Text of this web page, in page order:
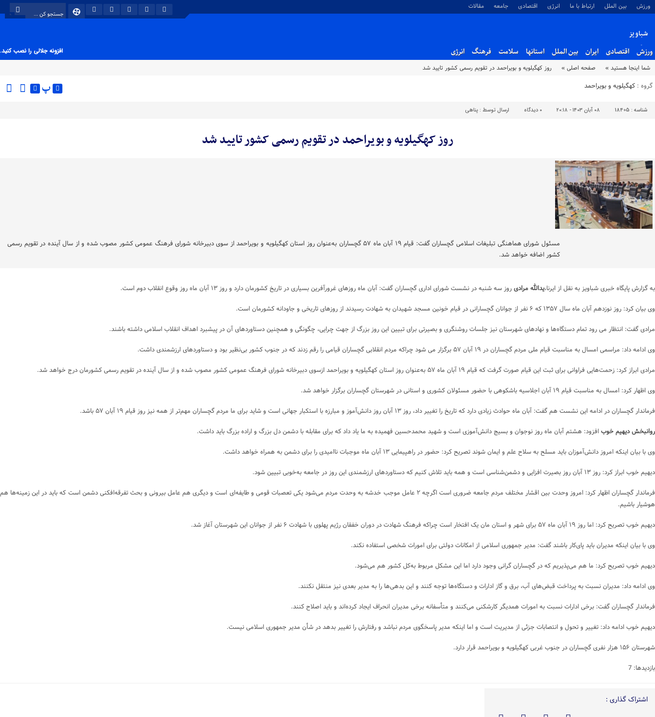
ورزش بین الملل ارتباط با ما انرژی اقتصادی جامعه مقالات
شباویز
پایگاه خبری شباویز
ورزش اقتصادی ایران بین الملل استانها سلامت فرهنگ انرژی افزونه جلالی را نصب کنید.
شما اینجا هستید » صفحه اصلی » روز کهگیلویه و بویراحمد در تقویم رسمی کشور تایید شد
گروه : کهگیلویه و بویراحمد پ
شناسه : 18405 ۰۸ آبان ۱۴۰۳ - ۲۰:۱۸ ۰ دیدگاه ارسال توسط : پناهی
روز کهگیلویه و بویراحمد در تقویم رسمی کشور تایید شد
مسئول شورای هماهنگی تبلیغات اسلامی گچساران گفت: قیام ۱۹ آبان ماه ۵۷ گچساران به‌عنوان روز استان کهگیلویه و بویراحمد از سوی دبیرخانه شورای فرهنگ عمومی کشور مصوب شده و از سال آینده در تقویم رسمی
کشور اضافه خواهد شد.
به گزارش پایگاه خبری شباویز به نقل از ایرنا،یدالله مرادیروز سه شنبه در نشست شورای اداری گچساران گفت: آبان ماه روزهای غرورآفرین بسیاری در تاریخ کشورمان دارد و روز ۱۳ آبان ماه روز وقوع انقلاب دوم است.
وی بیان کرد: روز نوزدهم آبان ماه سال ۱۳۵۷ که ۶ نفر از جوانان گچسارانی در قیام خونین مسجد شهیدان به شهادت رسیدند از روزهای تاریخی و جاودانه کشورمان است.
مرادی گفت: انتظار می رود تمام دستگاه‌ها و نهادهای شهرستان نیز جلسات روشنگری و بصیرتی برای تبیین این روز بزرگ از جهت چرایی، چگونگی و همچنین دستاوردهای آن در پیشبرد اهداف انقلاب اسلامی داشته باشند.
وی ادامه داد: مراسمی امسال به مناسبت قیام ملی مردم گچساران در ۱۹ آبان ۵۷ برگزار می شود چراکه مردم انقلابی گچساران قیامی را رقم زدند که در جنوب کشور بی‌نظیر بود و دستاوردهای ارزشمندی داشت.
مرادی ابراز کرد: زحمت‌هایی فراوانی برای ثبت این قیام صورت گرفت که قیام ۱۹ آبان ماه ۵۷ به‌عنوان روز استان کهگیلویه و بویراحمد ازسوی دبیرخانه شورای فرهنگ عمومی کشور مصوب شده و از سال آینده در تقویم رسمی کشورمان درج خواهد شد.
وی اظهار کرد: امسال به مناسبت قیام ۱۹ آبان اجلاسیه باشکوهی با حضور مسئولان کشوری و استانی در شهرستان گچساران برگزار خواهد شد.
فرماندار گچساران در ادامه این نشست هم گفت: آبان ماه حوادث زیادی دارد که تاریخ را تغییر داد، روز ۱۳ آبان روز دانش‌آموز و مبارزه با استکبار جهانی است و شاید برای ما مردم گچساران مهم‌تر از همه نیز روز قیام ۱۹ آبان ۵۷ باشد.
روانبخش دیهیم خوبافزود: هشتم آبان ماه روز نوجوان و بسیج دانش‌آموزی است و شهید محمدحسین فهمیده به ما یاد داد که برای مقابله با دشمن دل بزرگ و اراده بزرگ باید داشت.
وی با بیان اینکه امروز دانش‌آموزان باید مسلح به سلاح علم و ایمان شوند تصریح کرد: حضور در راهپیمایی ۱۳ آبان ماه موجبات ناامیدی را برای دشمن به همراه خواهد داشت.
دیهیم خوب ابراز کرد: روز ۱۳ آبان روز بصیرت افزایی و دشمن‌شناسی است و همه باید تلاش کنیم که دستاوردهای ارزشمندی این روز در جامعه به‌خوبی تبیین شود.
فرماندار گچساران اظهار کرد: امروز وحدت بین اقشار مختلف مردم جامعه ضروری است اگرچه ۲ عامل موجب خدشه به وحدت مردم می‌شود یکی تعصبات قومی و طایفه‌ای است و دیگری هم عامل بیرونی و بحث تفرقه‌افکنی دشمن است که باید در این زمینه‌ها هم
هوشیار باشیم.
دیهیم خوب تصریح کرد: اما روز ۱۹ آبان ماه ۵۷ برای شهر و استان مان یک افتخار است چراکه فرهنگ شهادت در دوران خفقان رژیم پهلوی با شهادت ۶ نفر از جوانان این شهرستان آغاز شد.
وی با بیان اینکه مدیران باید پای‌کار باشند گفت: مدیر جمهوری اسلامی از امکانات دولتی برای امورات شخصی استفاده نکند.
دیهیم خوب تصریح کرد: ما هم‌ می‌پذیریم که در گچساران گرانی وجود دارد اما این مشکل مربوط به‌کل کشور هم ‌می‌شود.
وی ادامه داد: مدیران نسبت به پرداخت قبض‌های آب، برق و گاز ادارات و دستگاه‌ها توجه کنند و این بدهی‌ها را به مدیر بعدی نیز منتقل نکنند.
فرماندار گچساران گفت: برخی ادارات نسبت به امورات همدیگر کارشکنی می‌کنند و متأسفانه برخی مدیران انحراف ایجاد کرده‌اند و باید اصلاح کنند.
دیهیم خوب ادامه داد: تغییر و تحول و انتصابات جزئی از مدیریت است و اما اینکه مدیر پاسخگوی مردم نباشد و رفتارش را تغییر بدهد در شأن مدیر جمهوری اسلامی نیست.
شهرستان ۱۵۶ هزار نفری گچساران در جنوب غربی کهگیلویه و بویراحمد قرار دارد.
بازدیدها: 7
اشتراک گذاری :